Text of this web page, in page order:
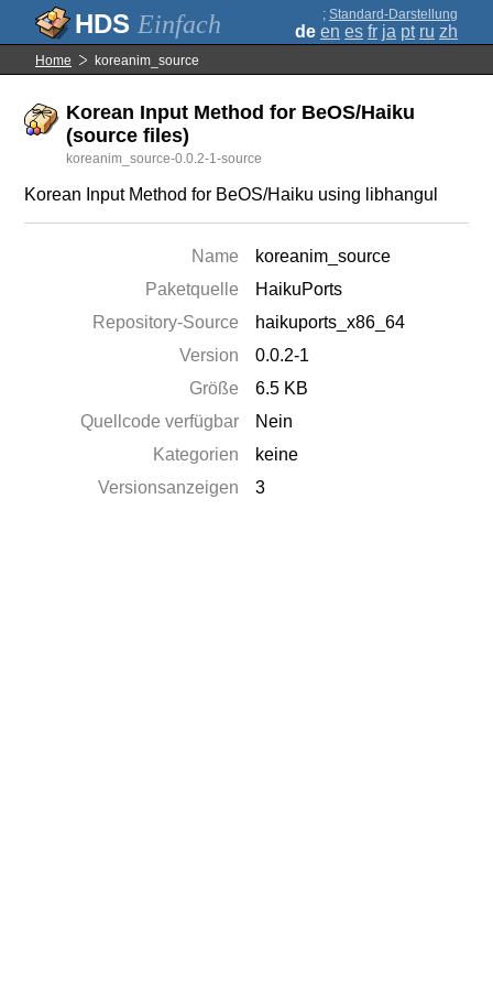
Einfach ; Standard-Darstellung
de en es fr ja pt ru zh
Home koreanim_source
Korean Input Method for BeOS/Haiku
(source files)
koreanim_source-0.0.2-1-source
Korean Input Method for BeOS/Haiku using libhangul
Name
koreanim_source
Paketquelle
HaikuPorts
Repository-Source
haikuports_x86_64
Version
0.0.2-1
Größe
6.5 KB
Quellcode verfügbar
Nein
Kategorien
keine
Versionsanzeigen
3